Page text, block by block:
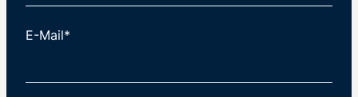
E-Mail*